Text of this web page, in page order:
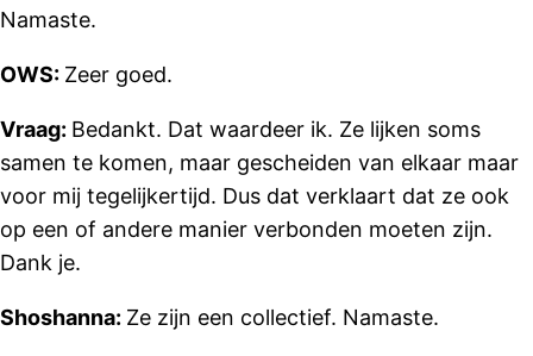
Namaste.
OWS: Zeer goed.
Vraag: Bedankt. Dat waardeer ik. Ze lijken soms
samen te komen, maar gescheiden van elkaar maar
voor mij tegelijkertijd. Dus dat verklaart dat ze ook
op een of andere manier verbonden moeten zijn.
Dank je.
Shoshanna: Ze zijn een collectief. Namaste.